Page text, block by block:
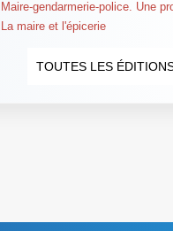
Maire-gendarmerie-police. Une
La maire et l'épicerie
TOUTES LES